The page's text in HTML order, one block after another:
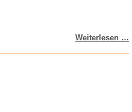
Weiterlesen …